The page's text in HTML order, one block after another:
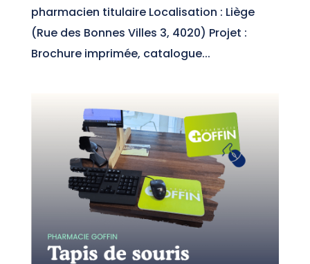
pharmacien titulaire Localisation : Liège
(Rue des Bonnes Villes 3, 4020) Projet :
Brochure imprimée, catalogue...